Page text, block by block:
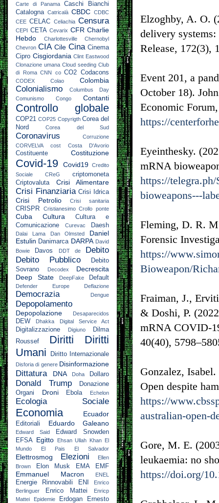
Elzoghby, A. O.
delivery
Release, 172(3),
Event 201, a
October 18).
Economic
https://
Eyeinthesky.
mRNA
https://
bioweapons---
Fleming, D. R.
Forensic
https://
Bioweapon/
Fraiman, J.,
& Doshi, P.
mRNA COVID-
40(40),
Gonzalez,
Open despite
https://
australian-open-
Gore, M. E.
leukaemia: no
https://doi.org/
Carte di Panama
Caschi Bianchi
Catalogna Catricalà CBDC CDBC
CEE CELAC Celiachia Censura
CEPI CETA Cevarix CFR Charlie
Hebdo
Charlottesville
Chernobyl
Chevron CIA Cile Cina Cinema
Cipro Cisgiordania Clint Eastwood
Clonazione umana Cloud seeding Club
di Roma CNN co CO2 Codacons
CODEX Colao Colombia
Colonialismo
Columbus Day
Comunismo
Congo Contanti
Controllo globale
COP21 COP25 Copyrigth Corea del
Nord
Corea del Sud
Coronavirus
Corruzione
CORVELVA
cost Costa D'Avorio
Costituente Costituzione
Covid-19 Covid19
Credito
Sociale
CReG
criptomoneta
Criptovaluta
Crisi Alimentare
Crisi Finanziaria Crisi Idrica
Crisi Petrolio Crisi sanitaria
CRISPR Cristianesimo Crollo ponte
Cuba Cultura
Cultura e
Comunicazione
Curevac Daesh
Dalai Lama Dan Olmsted
Daniel
Estulin Danimarca DARPA David
Bowie
Davos DDT de
Debito
Debito Pubblico
Debito
Sovrano
Decodex
Decrescita
Deep State
DeepFake Default
Defender Europe Deflazione
Democrazia Dengue
Depopolamento
Depopolazione Desaparecidos
DEW Dhakka Digital Service Act
Digitalizzazione Digiuno
Dilma
Roussef
Diritti
Diritti
Umani
Diritto Internazionale
Disforia di genere Disinformazione
Dittatura DNA Doha Dollaro
Donald Trump
Donazione
Organi
Droni Ebola Echelon
Ecologia Sociale
Economia Ecuador
Editoriali Eduardo Galeano
Edward Said
Edward Snowden
EFSA Egitto Ehsan Ullah Khan El
Mundo
El Pais El Salvador
Elettrosmog Elezioni
Ellen
Brown
Elon Musk EMA EMF
Emmanuel Macron ENEL
Energie Rinnovabili ENI
Enrico
Berlinguer
Enrico Mattei
Enricp
Mattei
Epidemie Erdogan
Ernesto